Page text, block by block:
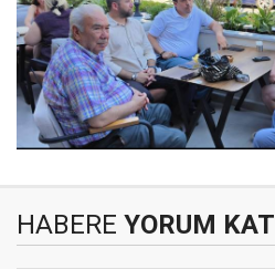
HABERE YORUM KAT